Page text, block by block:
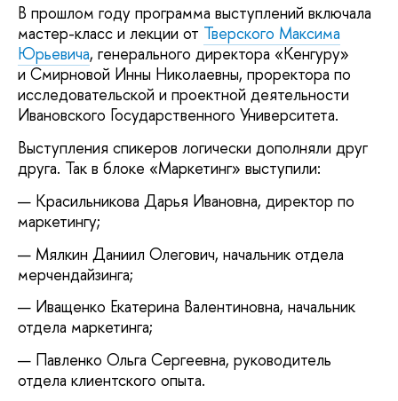
В прошлом году программа выступлений включала
мастер-класс и лекции от Тверского Максима
Юрьевича, генерального директора «Кенгуру»
и Смирновой Инны Николаевны, проректора по
исследовательской и проектной деятельности
Ивановского Государственного Университета.
Выступления спикеров логически дополняли друг
друга. Так в блоке «Маркетинг» выступили:
Красильникова Дарья Ивановна, директор по
маркетингу;
Мялкин Даниил Олегович, начальник отдела
мерчендайзинга;
Иващенко Екатерина Валентиновна, начальник
отдела маркетинга;
Павленко Ольга Сергеевна, руководитель
отдела клиентского опыта.